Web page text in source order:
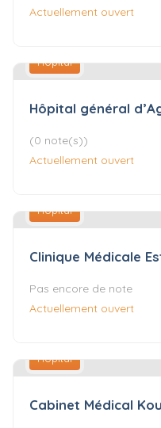
Actuellement ouvert
Hôpital
Hôpital général
(0 note(s))
Actuellement ouvert
Hôpital
Clinique Médicale
Pas encore de note
Actuellement ouvert
Hôpital
Cabinet Médical